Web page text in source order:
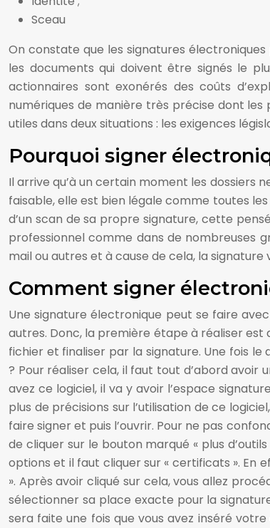
Sceau
On constate que les signatures
les documents qui doivent être signés le
actionnaires sont exonérés des coûts
numériques de manière très précise dont
utiles dans deux situations : les exigences
Pourquoi signer
Il arrive qu’à un certain moment les dossiers
faisable, elle est bien légale comme toutes
d’un scan de sa propre signature, cette
professionnel comme dans de nombreuses
mail ou autres et à cause de cela, la
Comment signer
Une signature électronique peut se faire
autres. Donc, la première étape à réaliser
fichier et finaliser par la signature. Une fois
? Pour réaliser cela, il faut tout d’abord avoir
avez ce logiciel, il va y avoir l’espace
plus de précisions sur l’utilisation de ce
faire signer et puis l’ouvrir. Pour ne pas
de cliquer sur le bouton marqué « plus
options et il faut cliquer sur « certificats ». En
». Après avoir cliqué sur cela, vous allez
sélectionner sa place exacte pour la
sera faite une fois que vous avez inséré